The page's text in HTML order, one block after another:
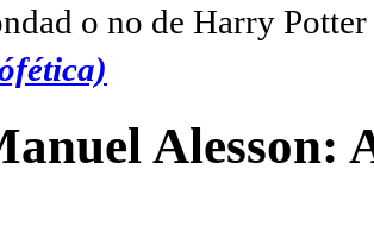
o no de Harry
Alesson: